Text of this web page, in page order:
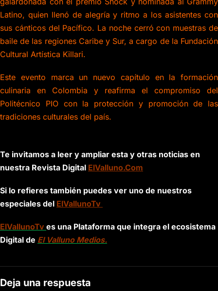
Latino, quien llenó de alegría y ritmo a los asistentes con
sus cánticos del Pacífico. La noche cerró con muestras de
baile de las regiones Caribe y Sur, a cargo de la Fundación
Cultural Artística Killari.
Este evento marca un nuevo capítulo en la formación
culinaria en Colombia y reafirma el compromiso del
Politécnico PIO con la protección y promoción de las
tradiciones culturales del país.
Te invitamos a leer y ampliar esta y otras noticias en
nuestra Revista Digital ElValluno.Com
Si lo refieres también puedes ver uno de nuestros
especiales del ElVallunoTv
ElVallunoTv es una Plataforma que integra el ecosistema
Digital de El Valluno Medios.
Deja una respuesta